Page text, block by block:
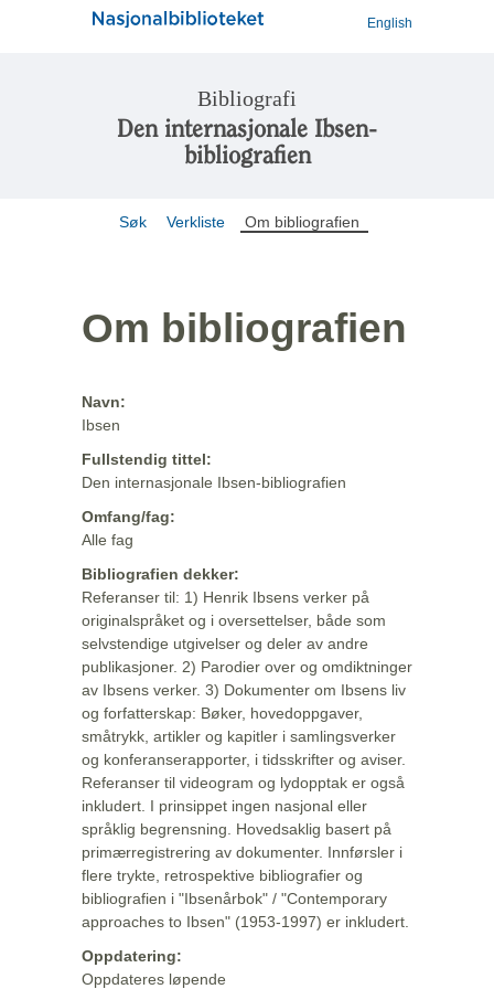
English
Bibliografi
Den internasjonale Ibsen-
bibliografien
Søk Verkliste Om bibliografien
Om bibliografien
Navn:
Ibsen
Fullstendig tittel:
Den internasjonale Ibsen-bibliografien
Omfang/fag:
Alle fag
Bibliografien dekker:
Referanser til: 1) Henrik Ibsens verker på
originalspråket og i oversettelser, både som
selvstendige utgivelser og deler av andre
publikasjoner. 2) Parodier over og omdiktninger
av Ibsens verker. 3) Dokumenter om Ibsens liv
og forfatterskap: Bøker, hovedoppgaver,
småtrykk, artikler og kapitler i samlingsverker
og konferanserapporter, i tidsskrifter og aviser.
Referanser til videogram og lydopptak er også
inkludert. I prinsippet ingen nasjonal eller
språklig begrensning. Hovedsaklig basert på
primærregistrering av dokumenter. Innførsler i
flere trykte, retrospektive bibliografier og
bibliografien i "Ibsenårbok" / "Contemporary
approaches to Ibsen" (1953-1997) er inkludert.
Oppdatering:
Oppdateres løpende